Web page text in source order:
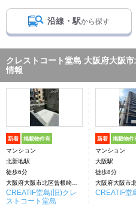
沿線・駅から探す
クレストコート堂島 大阪府大阪
情報
新着 掲載物件有
マンション
北新地駅
徒歩6分
CREATIF堂島(旧)クレ
ストコート堂島
新着 掲載物件
マンション
大阪駅
徒歩8分
CREATIF堂